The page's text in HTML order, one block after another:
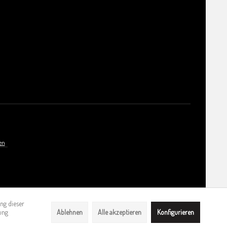
dieser
Ablehnen Alle akzeptieren Konfigurieren